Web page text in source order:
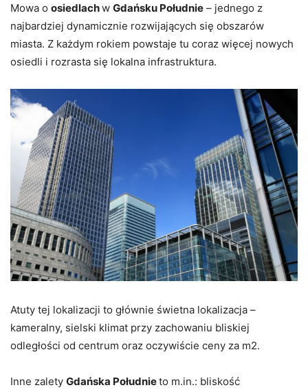
Mowa o osiedlachw Gdańsku Południe – jednego z
najbardziej dynamicznie rozwijających się obszarów
miasta. Z każdym rokiem powstaje tu coraz więcej nowych
osiedli i rozrasta się lokalna infrastruktura.
Atuty tej lokalizacji to głównie świetna lokalizacja –
kameralny, sielski klimat przy zachowaniu bliskiej
odległości od centrum oraz oczywiście ceny za m2.
Inne zalety Gdańska Południeto m.in.: bliskość